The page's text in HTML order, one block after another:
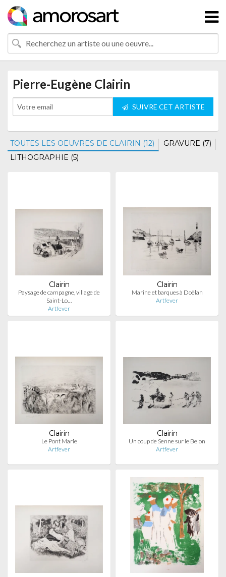
Pierre-Eugène Clairin
SUIVRE CET ARTISTE
TOUTES LES OEUVRES DE CLAIRIN (12)
GRAVURE (7)
LITHOGRAPHIE (5)
Clairin
Paysage de campagne, village de
Saint-Lo…
Artfever
Clairin
Marine et barques à Doëlan
Artfever
Clairin
Le Pont Marie
Artfever
Clairin
Un coup de Senne sur le Belon
Artfever